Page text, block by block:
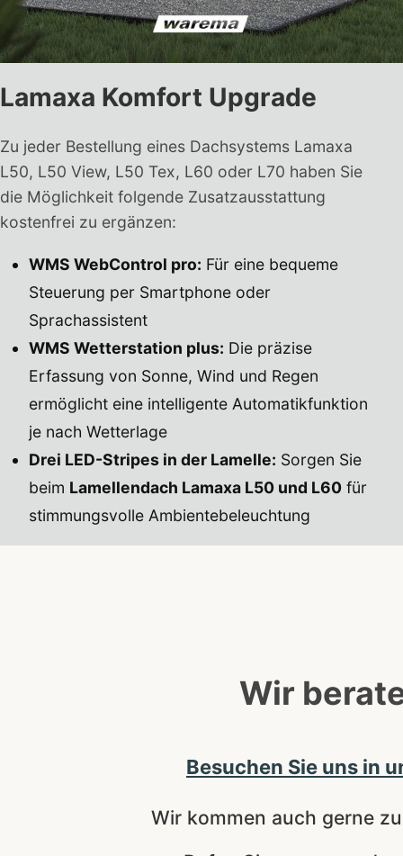
Lamaxa Komfort Upgrade
Zu jeder Bestellung eines Dachsystems Lamaxa
L50, L50 View, L50 Tex, L60 oder L70 haben Sie
die Möglichkeit folgende Zusatzausstattung
kostenfrei zu ergänzen:
WMS WebControl pro: Für eine bequeme
Steuerung per Smartphone oder
Sprachassistent
WMS Wetterstation plus: Die präzise
Erfassung von Sonne, Wind und Regen
ermöglicht eine intelligente Automatikfunktion
je nach Wetterlage
Drei LED-Stripes in der Lamelle: Sorgen Sie
beim Lamellendach Lamaxa L50 und L60 für
stimmungsvolle Ambientebeleuchtung
Wir
Besuchen Sie uns in
Wir kommen auch gerne